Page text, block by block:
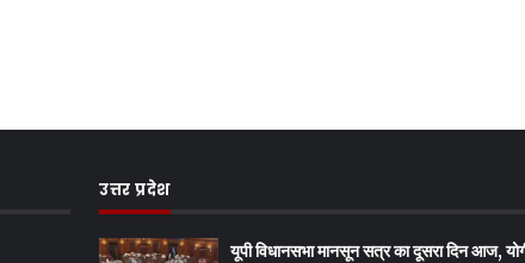
उत्तर प्रदेश
यूपी विधानसभा मानसून सत्र का दूसरा दिन आज,